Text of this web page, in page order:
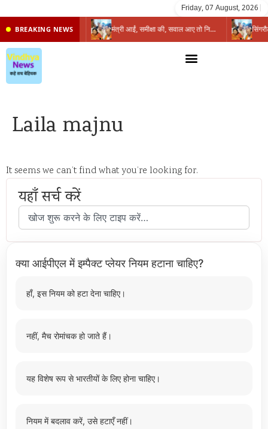
Friday, 07 August, 2026
BREAKING NEWS
प्रभारी मंत्री के निशाने पर नगर निगम,अफसरों को 10 दिन का अल्टीमेटम,नहीं होगी कार्रवाई, महापौर-आयुक्त के बीच सौहार्दहीनता पर मंत्री ने उठाए सवाल मंत्री आईं, समीक्षा की, सवाल आए तो निकल गईं – खाली जयंत चौंकीं पर नहीं दिया जवाब
Laila majnu
It seems we can’t find what you’re looking for.
यहाँ सर्च करें
क्या आईपीएल में इम्पैक्ट प्लेयर नियम हटाना चाहिए?
हाँ, इस नियम को हटा देना चाहिए।
नहीं, मैच रोमांचक हो जाते हैं।
यह विशेष रूप से भारतीयों के लिए होना चाहिए।
नियम में बदलाव करें, उसे हटाएँ नहीं।